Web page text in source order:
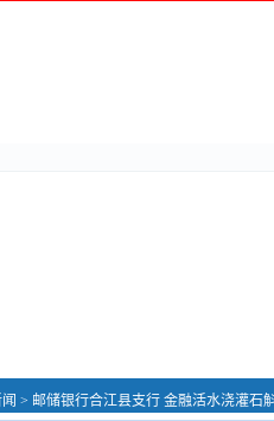
> 邮储银行合江县支行 金融活水浇灌石斛产业